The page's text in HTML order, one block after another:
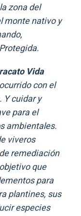
zona del
monte nativo y
Vida
con el
Y cuidar y
para el
ambientales.
viveros
remediación
que
para
plantines, sus
especies